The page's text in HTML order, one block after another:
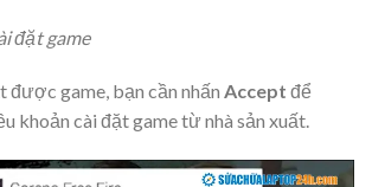
đặt game
được game, bạn cần nhấn Accept để
khoản cài đặt game từ nhà sản xuất.